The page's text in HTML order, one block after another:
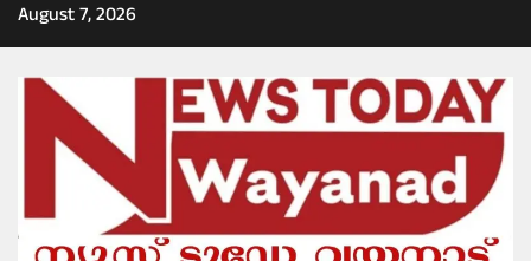
Skip
to
August 7, 2026